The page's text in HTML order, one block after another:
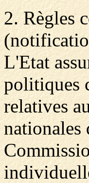
2. Règles
L'Etat
politiques
relatives
nationales